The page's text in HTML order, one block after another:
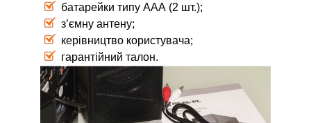
батарейки типу ААА (2 шт.);
з’ємну антену;
керівництво користувача;
гарантійний талон.